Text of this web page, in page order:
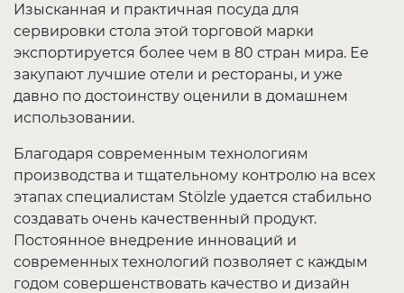
Изысканная и практичная посуда для
сервировки стола этой торговой марки
экспортируется более чем в 80 стран мира. Ее
закупают лучшие отели и рестораны, и уже
давно по достоинству оценили в домашнем
использовании.
Благодаря современным технологиям
производства и тщательному контролю на всех
этапах специалистам Stölzle удается стабильно
создавать очень качественный продукт.
Постоянное внедрение инноваций и
современных технологий позволяет с каждым
годом совершенствовать качество и дизайн